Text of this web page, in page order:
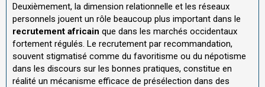
Deuxièmement, la dimension relationnelle et les réseaux
personnels jouent un rôle beaucoup plus important dans le
recrutement africain que dans les marchés occidentaux
fortement régulés. Le recrutement par recommandation,
souvent stigmatisé comme du favoritisme ou du népotisme
dans les discours sur les bonnes pratiques, constitue en
réalité un mécanisme efficace de présélection dans des